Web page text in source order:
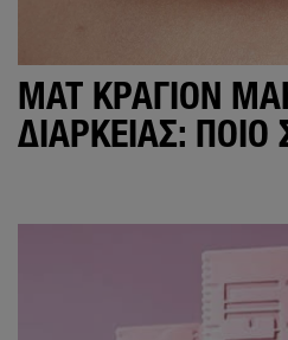
ΜΑΤ ΚΡΑΓΙΌΝ
ΔΙΆΡΚΕΙΑΣ: ΠΟΙΟ